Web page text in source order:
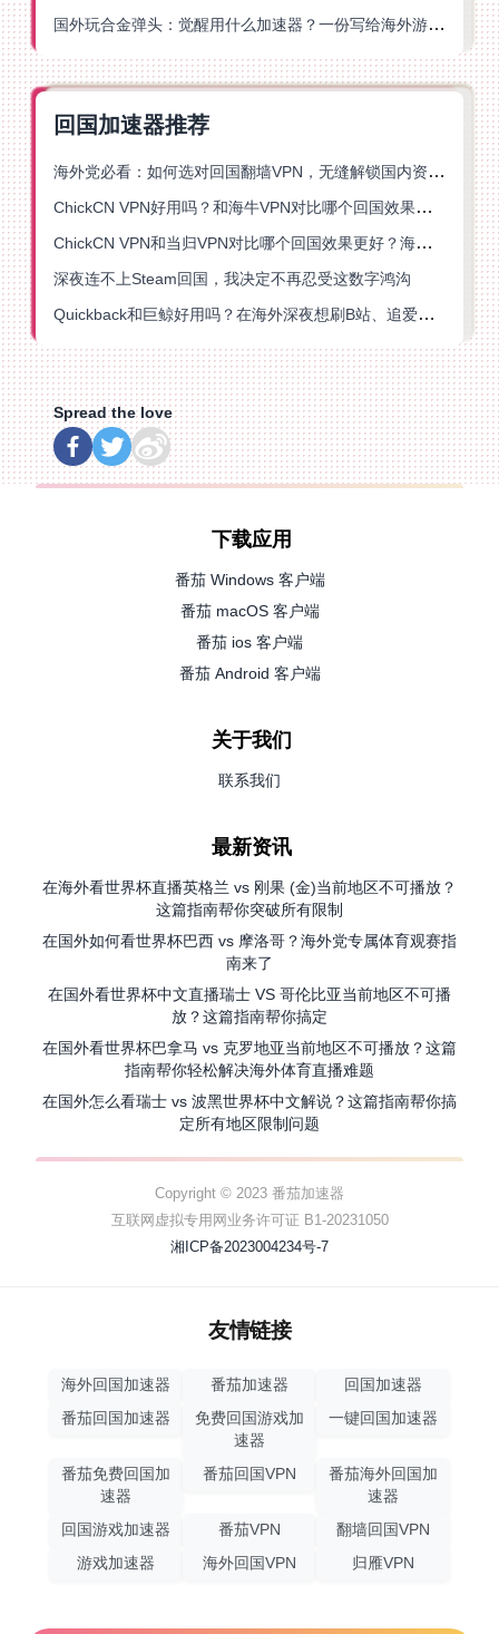
国外玩合金弹头：觉醒用什么加速器？一份写给海外游子的畅玩指南
回国加速器推荐
海外党必看：如何选对回国翻墙VPN，无缝解锁国内资源？
ChickCN VPN好用吗？和海牛VPN对比哪个回国效果更好？
ChickCN VPN和当归VPN对比哪个回国效果更好？海外党亲测后选了它
深夜连不上Steam回国，我决定不再忍受这数字鸿沟
Quickback和巨鲸好用吗？在海外深夜想刷B站、追爱奇艺的你，或许正需要这份答案
Spread the love
下载应用
番茄 Windows 客户端
番茄 macOS 客户端
番茄 ios 客户端
番茄 Android 客户端
关于我们
联系我们
最新资讯
在海外看世界杯直播英格兰 vs 刚果 (金)当前地区不可播放？
这篇指南帮你突破所有限制
在国外如何看世界杯巴西 vs 摩洛哥？海外党专属体育观赛指
南来了
在国外看世界杯中文直播瑞士 VS 哥伦比亚当前地区不可播
放？这篇指南帮你搞定
在国外看世界杯巴拿马 vs 克罗地亚当前地区不可播放？这篇
指南帮你轻松解决海外体育直播难题
在国外怎么看瑞士 vs 波黑世界杯中文解说？这篇指南帮你搞
定所有地区限制问题
Copyright © 2023 番茄加速器
互联网虚拟专用网业务许可证 B1-20231050
湘ICP备2023004234号-7
友情链接
海外回国加速器 番茄加速器
回国加速器
番茄回国加速器
免费回国游戏加
速器
一键回国加速器
番茄免费回国加
速器
番茄回国VPN
番茄海外回国加
速器
回国游戏加速器
番茄VPN
翻墙回国VPN
游戏加速器
海外回国VPN 归雁VPN